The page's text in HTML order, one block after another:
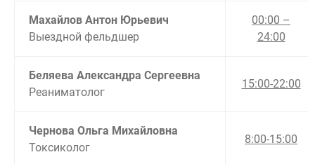
Махайлов Антон Юрьевич
Выездной фельдшер
00:00 –
24:00
Беляева Александра Сергеевна
Реаниматолог
15:00-22:00
Чернова Ольга Михайловна
Токсиколог
8:00-15:00